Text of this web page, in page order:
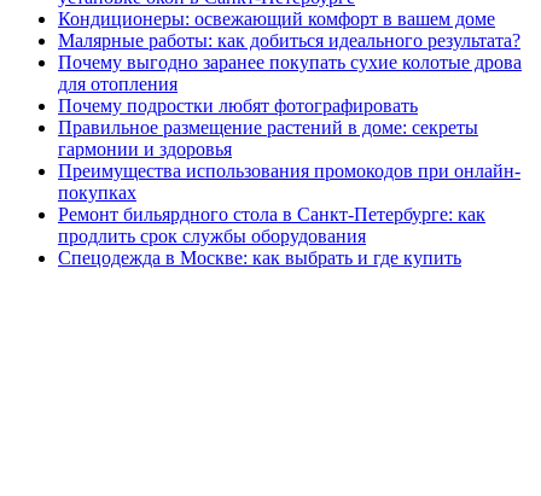
Кондиционеры: освежающий комфорт в вашем доме
Малярные работы: как добиться идеального результата?
Почему выгодно заранее покупать сухие колотые дрова
для отопления
Почему подростки любят фотографировать
Правильное размещение растений в доме: секреты
гармонии и здоровья
Преимущества использования промокодов при онлайн-
покупках
Ремонт бильярдного стола в Санкт-Петербурге: как
продлить срок службы оборудования
Спецодежда в Москве: как выбрать и где купить